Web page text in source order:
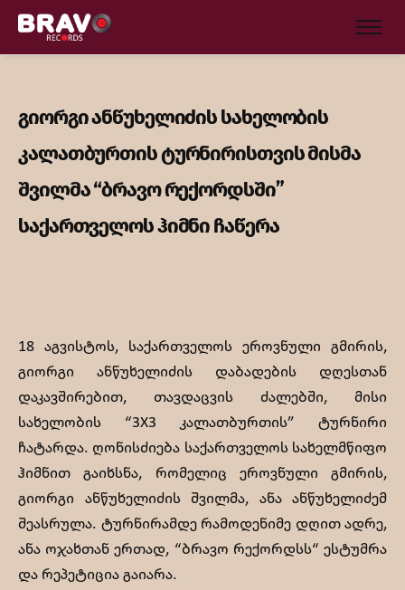
გიორგი ანწუხელიძის სახელობის
კალათბურთის ტურნირისთვის მისმა
შვილმა “ბრავო რექორდსში”
საქართველოს ჰიმნი ჩაწერა
18 აგვისტოს, საქართველოს ეროვნული გმირის,
გიორგი ანწუხელიძის დაბადების დღესთან
დაკავშირებით, თავდაცვის ძალებში, მისი
სახელობის “3X3 კალათბურთის” ტურნირი
ჩატარდა. ღონისძიება საქართველოს სახელმწიფო
ჰიმნით გაიხსნა, რომელიც ეროვნული გმირის,
გიორგი ანწუხელიძის შვილმა, ანა ანწუხელიძემ
შეასრულა. ტურნირამდე რამოდენიმე დღით ადრე,
ანა ოჯახთან ერთად, “ბრავო რექორდსს“ ესტუმრა
და რეპეტიცია გაიარა.